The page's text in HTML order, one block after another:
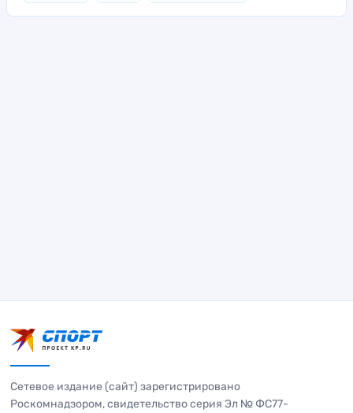
Сетевое издание (сайт) зарегистрировано
Роскомнадзором, свидетельство серия Эл № ФС77-